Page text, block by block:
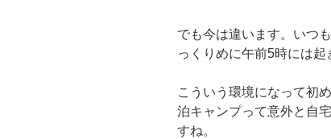
でも今は違います。いつ
っくりめに午前5時には起
こういう環境になって初
泊キャンプって意外と自
すね。